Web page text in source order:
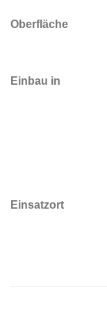
Oberfläche
Einbau in
Einsatzort